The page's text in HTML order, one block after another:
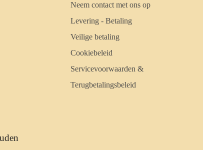
Neem contact met ons op
Levering - Betaling
Veilige betaling
Cookiebeleid
Servicevoorwaarden &
Terugbetalingsbeleid